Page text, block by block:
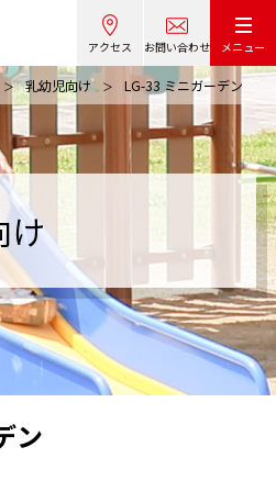
アクセス お問い合わせ メニュー
け
乳幼児向け LG-33 ミニガーデン
ン